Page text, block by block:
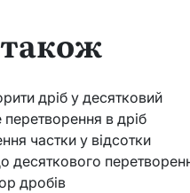
дріб у десятковий
в дріб
частки у відсотки
десяткового
дробів